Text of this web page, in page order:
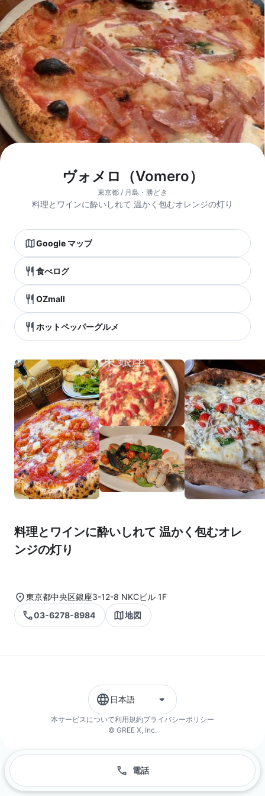
ヴォメロ（Vomero）
東京都 / 月島・勝どき
料理とワインに酔いしれて 温かく包むオレンジの灯り
Google マップ
食べログ
OZmall
ホットペッパーグルメ
料理とワインに酔いしれて 温かく包むオレ
ンジの灯り
東京都中央区銀座3-12-8 NKCビル 1F
03-6278-8984
地図
日本語
本サービスについて利用規約プライバシーポリシー
© GREE X, Inc.
電話